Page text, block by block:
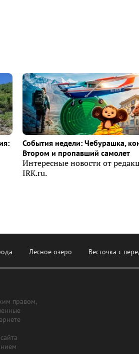
События недели: Чебурашка,
Втором и пропавший самолет
Интересные новости от
IRK.ru.
Лесное озеро Весточка с
правом,